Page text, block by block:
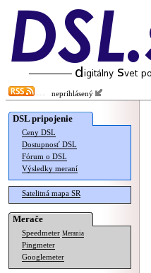
neprihlásený
DSL pripojenie
Ceny DSL
Dostupnosť DSL
Fórum o DSL
Výsledky meraní
Satelitná mapa SR
Merače
Speedmeter Merania
Pingmeter
Googlemeter